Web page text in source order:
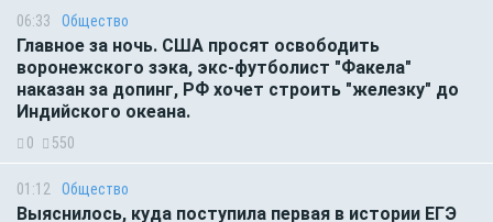
06:33 Общество
Главное за ночь. CША просят освободить
воронежского зэка, экс-футболист "Факела"
наказан за допинг, РФ хочет строить "железку" до
Индийского океана.
0 550
01:12 Общество
Выяснилось, куда поступила первая в истории ЕГЭ